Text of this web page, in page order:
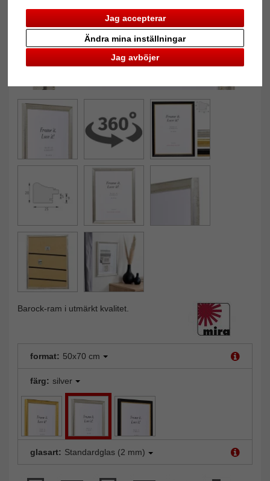
Jag accepterar
Jag avböjer
Ändra mina inställningar
Barock-ram i utmärkt kvalitet.
format: 50x70 cm
färg: silver
glasart: Standardglas (2 mm)